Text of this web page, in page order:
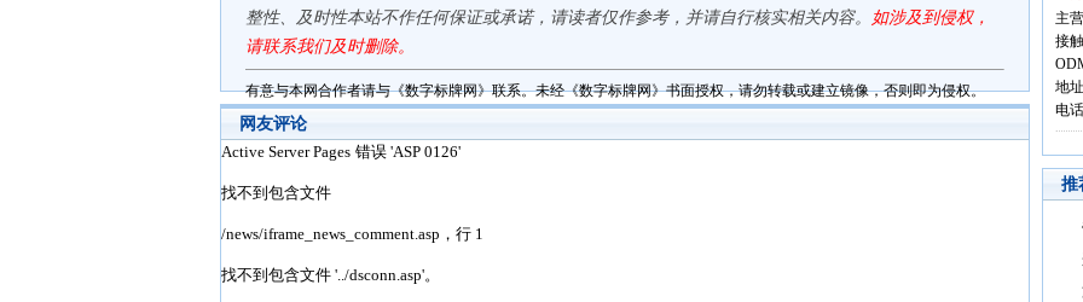
整性、及时性本站不作任何保证或承诺，请读者仅作参考，并请自行核实相关内容。
如涉及到侵权，
请联系我们及时删除。
有意与本网合作者请与《数字标牌网》联系。未经《数字标牌网》书面授权，请勿转载或建立镜像，否则即为侵权。
网友评论
主
接
地
电
推